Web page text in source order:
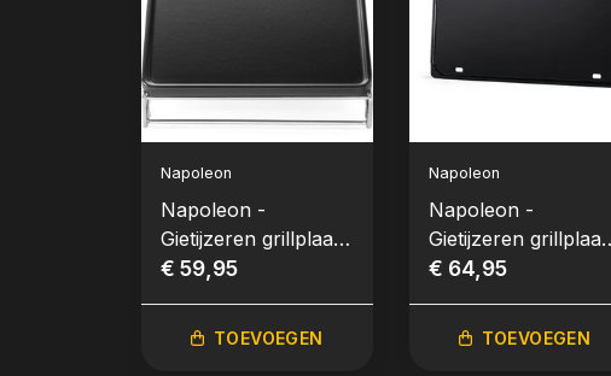
Napoleon
Napoleon -
Gietijzeren grillplaat
voor de SIZZLE
€ 59,95
TOEVOEGEN
Napoleon
Napoleon -
Gietijzeren grillplaat
voor Ø 57cm kettle
€ 64,95
TOEVOEGEN